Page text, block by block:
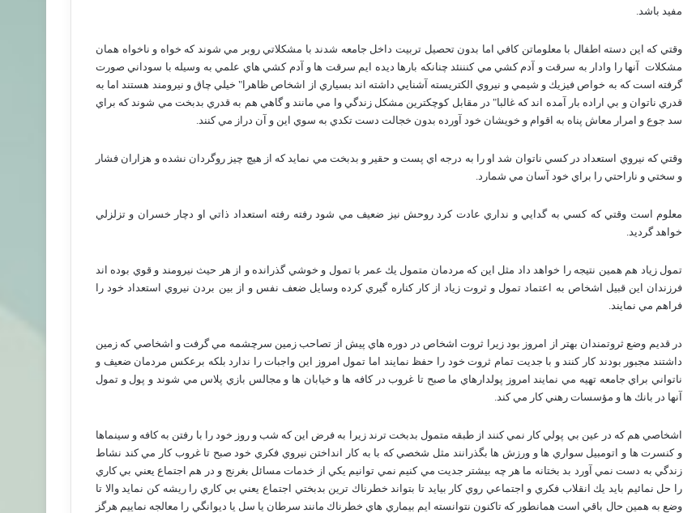
مفيد باشد.
وقتي كه اين دسته اطفال با معلوماتن كافي اما بدون تحصيل تربيت داخل جامعه شدند با مشكلاتي روبر مي شوند كه خواه و ناخواه همان
مشكلات
آنها را وادار به سرقت و آدم كشي مي كنننئد چنانكه بارها ديده ايم سرقت ها و آدم كشي هاي علمي به وسيله با سوداني صورت
گرفته است كه به خواص فيزيك و شيمي و نيروي الكتريسته آشنايي داشته اند بسياري از اشخاص ظاهرا" خيلي چاق و نيرومند هستند اما به
قدري ناتوان و بي اراده بار آمده اند كه غالبا" در مقابل كوچكترين مشكل زندگي وا مي مانند و گاهي هم به قدري بدبخت مي شوند كه براي
سد جوع و امرار معاش پناه به اقوام و خويشان خود آورده بدون خجالت دست تكدي به سوي اين و آن دراز مي كنند.
وقتي كه نيروي استعداد در كسي ناتوان شد او را به درجه اي پست و حقير و بدبخت مي نمايد كه از هيچ چيز روگردان نشده و هزاران فشار
و سختي و ناراحتي را براي خود آسان مي شمارد.
معلوم است وقتي كه كسي به گدايي و نداري عادت كرد روحش نيز ضعيف مي شود رفته رفته استعداد ذاتي او دچار خسران و تزلزلي
خواهد گرديد.
تمول زياد هم همين نتيجه را خواهد داد مثل اين كه مردمان متمول يك عمر با تمول و خوشي گذرانده و از هر حيث نيرومند و قوي بوده اند
فرزندان اين قبيل اشخاص به اعتماد تمول و ثروت زياد از كار كناره گيري كرده وسايل ضعف نفس و از بين بردن نيروي استعداد خود را
فراهم مي نمايند.
در قديم وضع ثروتمندان بهتر از امروز بود زيرا ثروت اشخاص در دوره هاي پيش از تصاحب زمين سرچشمه مي گرفت و اشخاصي كه زمين
داشتند مجبور بودند كار كنند و با جديت تمام ثروت خود را حفظ نمايند اما تمول امروز اين واجبات را ندارد بلكه برعكس مردمان ضعيف و
ناتواني براي جامعه تهيه مي نمايند امروز پولدارهاي ما صبح تا غروب در كافه ها و خيابان ها و مجالس بازي پلاس مي شوند و پول و تمول
آنها در بانك ها و مؤسسات رهني كار مي كند.
اشخاصي هم كه در عين بي پولي كار نمي كنند از طبقه متمول بدبخت ترند زيرا به فرض اين كه شب و روز خود را با رفتن به كافه و سينماها
و كنسرت ها و اتومبيل سواري ها و ورزش ها بگذرانند مثل شخصي كه با به كار انداختن نيروي فكري خود صبح تا غروب كار مي كند نشاط
زندگي به دست نمي آورد بد بختانه ما هر چه بيشتر جديت مي كنيم نمي توانيم يكي از خدمات مسائل بغرنج و در هم اجتماع يعني بي كاري
را حل نمائيم بايد يك انقلاب فكري و اجتماعي روي كار بيايد تا بتواند خطرناك ترين بدبختي اجتماع يعني بي كاري را ريشه كن نمايد والا تا
وضع به همين حال باقي است همانطور كه تاكنون نتوانسته ايم بيماري هاي خطرناك مانند سرطان يا سل يا ديوانگي را معالجه نماييم هرگز